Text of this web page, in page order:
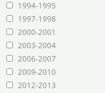
1994-1995
1997-1998
2000-2001
2003-2004
2006-2007
2009-2010
2012-2013